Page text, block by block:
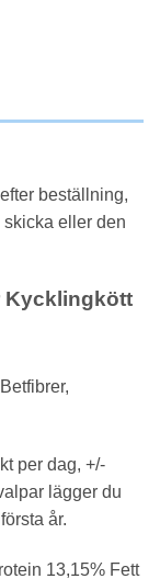
beställning,
eller den
Kycklingkött
per dag, +/-
lägger du
år.
13,15% Fett